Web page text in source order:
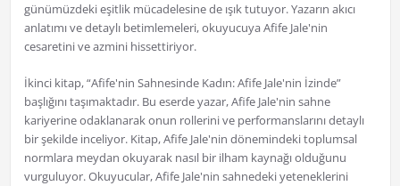
günümüzdeki eşitlik mücadelesine de ışık tutuyor. Yazarın akıcı
anlatımı ve detaylı betimlemeleri, okuyucuya Afife Jale'nin
cesaretini ve azmini hissettiriyor.
İkinci kitap, “Afife'nin Sahnesinde Kadın: Afife Jale'nin İzinde”
başlığını taşımaktadır. Bu eserde yazar, Afife Jale'nin sahne
kariyerine odaklanarak onun rollerini ve performanslarını detaylı
bir şekilde inceliyor. Kitap, Afife Jale'nin dönemindeki toplumsal
normlara meydan okuyarak nasıl bir ilham kaynağı olduğunu
vurguluyor. Okuyucular, Afife Jale'nin sahnedeki yeteneklerini